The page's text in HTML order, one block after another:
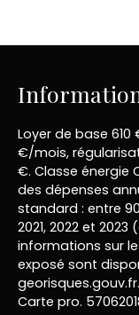
Loyer de base
€/mois,
€. Classe énergie
des dépenses
standard : entre
2021, 2022 et
informations sur
exposé sont
georisques.gouv.fr.
Carte pro.